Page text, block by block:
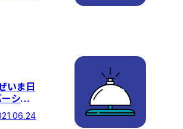
いま日
シテ
ージ
中心